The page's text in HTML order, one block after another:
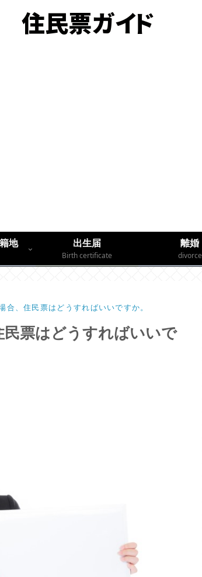
地
出生届
Birth certificate
離婚
divorce
合、住民票はどうすればいいですか。
票はどうすればいいで